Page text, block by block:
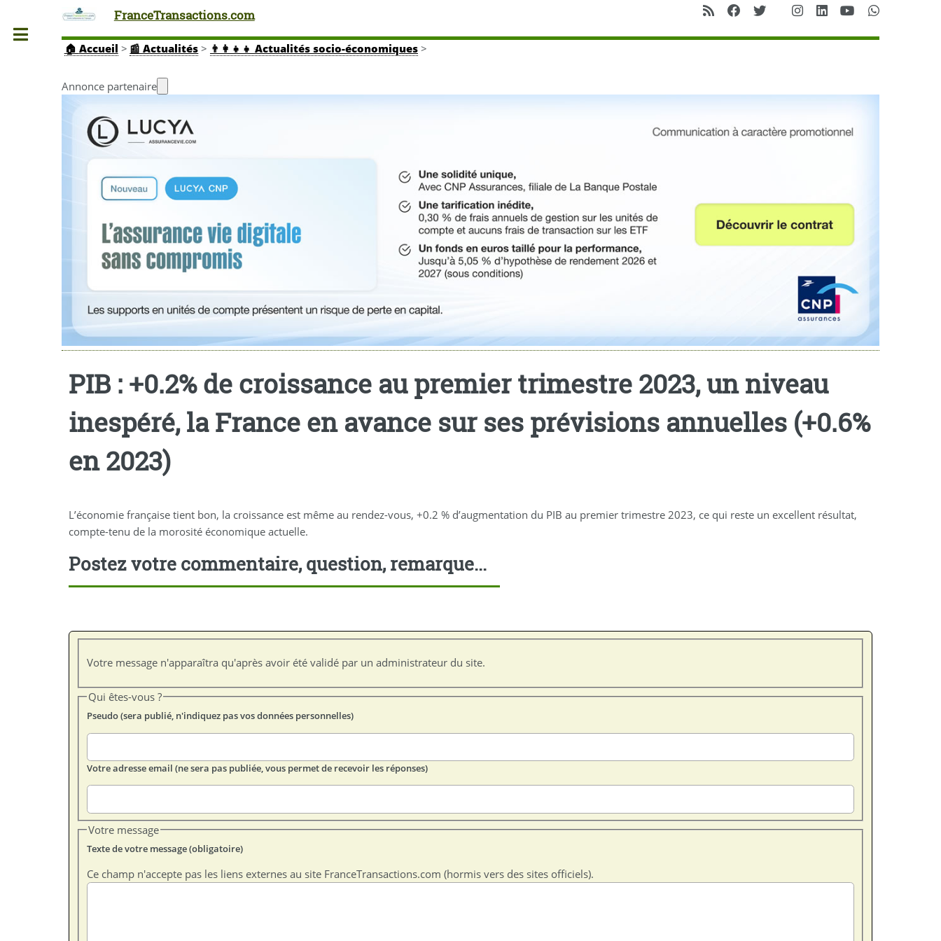
FranceTransactions.com
🏠 Accueil > 📰 Actualités > 👨‍👩‍👧‍👧 Actualités socio-économiques>
Annonce partenaire
PIB : +0.2% de croissance au premier trimestre 2023, un niveau
inespéré, la France en avance sur ses prévisions annuelles (+0.6%
en 2023)
L’économie française tient bon, la croissance est même au rendez-vous, +0.2 % d’augmentation du PIB au premier trimestre 2023, ce qui reste un excellent résultat,
compte-tenu de la morosité économique actuelle.
Postez votre commentaire, question, remarque...
Votre message n'apparaîtra qu'après avoir été validé par un administrateur du site.
Qui êtes-vous ?
Pseudo (sera publié, n'indiquez pas vos données personnelles)
Votre adresse email (ne sera pas publiée, vous permet de recevoir les réponses)
Votre message
Texte de votre message (obligatoire)
Ce champ n'accepte pas les liens externes au site FranceTransactions.com (hormis vers des sites officiels).
Toggle